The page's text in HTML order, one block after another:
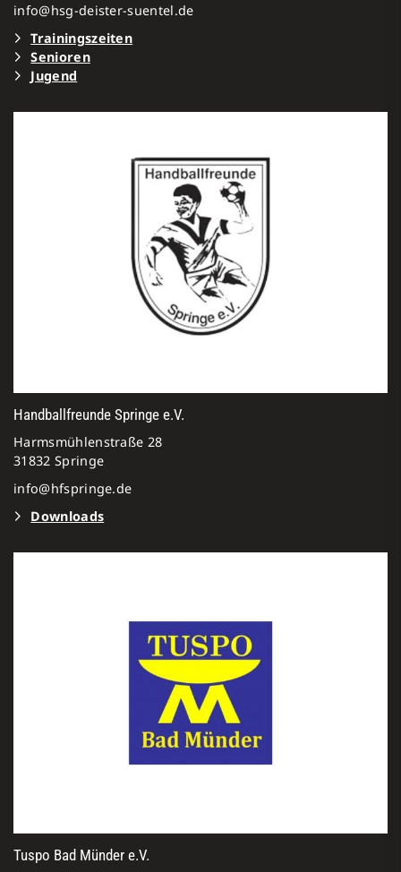
info@hsg-deister-suentel.de
Trainingszeiten
Senioren
Jugend
Handballfreunde Springe e.V.
Harmsmühlenstraße 28
31832 Springe
info@hfspringe.de
Downloads
Tuspo Bad Münder e.V.